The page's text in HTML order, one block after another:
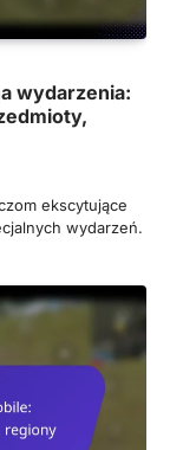
wydarzenia:
ekscytujące
wydarzeń.